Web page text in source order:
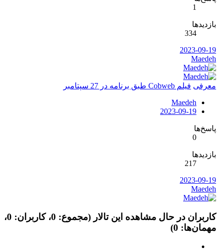
1
بازدیدها
334
2023-09-19
Maedeh
معرفی فیلم Cobweb طبق برنامه در 27 سپتامبر
Maedeh
2023-09-19
پاسخ‌ها
0
بازدیدها
217
2023-09-19
Maedeh
کاربران در حال مشاهده این تالار (مجموع: 0، کاربران: 0،
مهمان‌ها: 0)